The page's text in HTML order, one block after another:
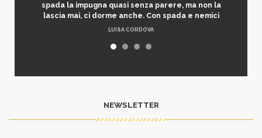
spada la impugna quasi senza parere, ma non la
lascia mai, ci dorme anche. Con spada e nemici
LUISA CORDOVA
NEWSLETTER